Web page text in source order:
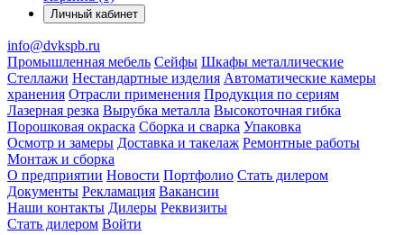
Личный кабинет
info@dvkspb.ru
Промышленная мебель Сейфы Шкафы металлические
Стеллажи Нестандартные изделия Автоматические камеры
хранения Отрасли применения Продукция по сериям
Лазерная резка Вырубка металла Высокоточная гибка
Порошковая окраска Сборка и сварка Упаковка
Осмотр и замеры Доставка и такелаж Ремонтные работы
Монтаж и сборка
О предприятии Новости Портфолио Стать дилером
Документы Рекламация Вакансии
Наши контакты Дилеры Реквизиты
Стать дилером Войти